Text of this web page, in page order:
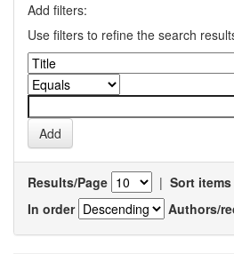
Add filters:
Use filters to refine the search
Results/Page | Sort
In order
Authors/